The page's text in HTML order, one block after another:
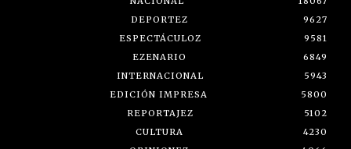
DEPORTEZ
9627
ESPECTÁCULOZ
9581
EZENARIO
6849
INTERNACIONAL
5943
EDICIÓN IMPRESA
5800
REPORTAJEZ
5102
CULTURA
4230